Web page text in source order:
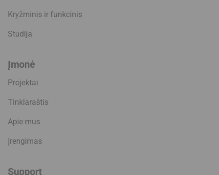
Kryžminis ir funkcinis
Studija
Įmonė
Projektai
Tinklaraštis
Apie mus
Įrengimas
Support